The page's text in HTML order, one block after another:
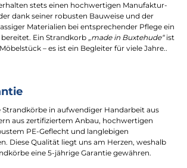
stets einen hochwertigen Manufaktur-
dank seiner robusten Bauweise und der
Materialien bei entsprechender Pflege ein
Ein Strandkorb „made in Buxtehude“ist
– es ist ein Begleiter für viele Jahre..
in aufwendiger Handarbeit aus
aus zertifiziertem Anbau, hochwertigen
PE-Geflecht und langlebigen
Diese Qualität liegt uns am Herzen, weshalb
eine 5-jährige Garantie gewähren.